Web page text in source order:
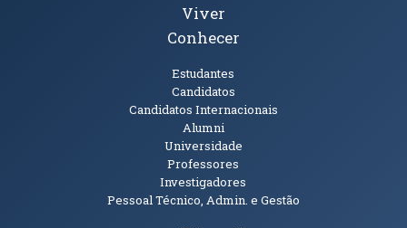
Viver
Conhecer
Estudantes
Candidatos
Candidatos Internacionais
Alumni
Universidade
Professores
Investigadores
Pessoal Técnico, Admin. e Gestão